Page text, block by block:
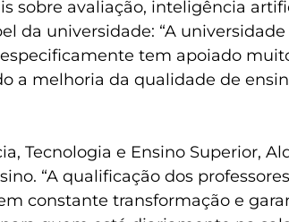
sobre avaliação, inteligência
da universidade: “A
tem apoiado
a melhoria da qualidade de
Tecnologia e Ensino Superior,
“A qualificação dos
constante transformação e